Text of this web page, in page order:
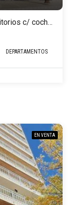
Departamento en venta de 3 dormitorios c/ cochera en Centro
DEPARTAMENTOS
EN VENTA